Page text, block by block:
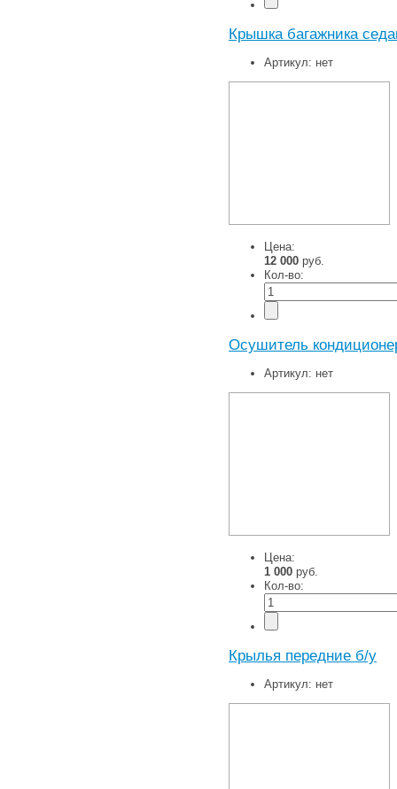
Крышка багажника
Артикул: нет
Цена:
12 000 руб.
Кол-во:
Осушитель
Артикул: нет
Цена:
1 000 руб.
Кол-во:
Крылья передние б/у
Артикул: нет